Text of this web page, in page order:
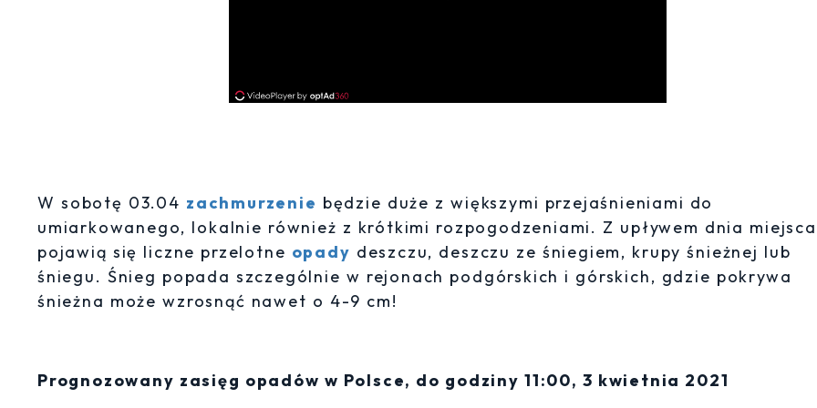
W sobotę 03.04 zachmurzenie będzie duże z większymi przejaśnieniami do
umiarkowanego, lokalnie również z krótkimi rozpogodzeniami. Z upływem dnia
pojawią się liczne przelotne opady deszczu, deszczu ze śniegiem, krupy śnieżnej lub
śniegu. Śnieg popada szczególnie w rejonach podgórskich i górskich, gdzie pokrywa
śnieżna może wzrosnąć nawet o 4-9 cm!
Prognozowany zasięg opadów w Polsce, do godziny 11:00, 3 kwietnia 2021